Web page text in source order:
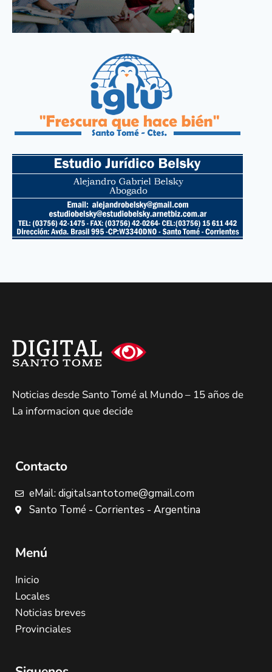
Noticias desde Santo Tomé al Mundo – 15 años de
La informacion que decide
Contacto
eMail: digitalsantotome@gmail.com
Santo Tomé - Corrientes - Argentina
Menú
Inicio
Locales
Noticias breves
Provinciales